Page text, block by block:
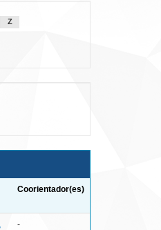
Z
Coorientador(es)
-